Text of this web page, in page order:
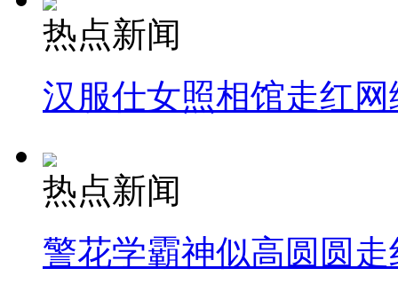
热点新闻
汉服仕女照相馆走红网
热点新闻
警花学霸神似高圆圆走